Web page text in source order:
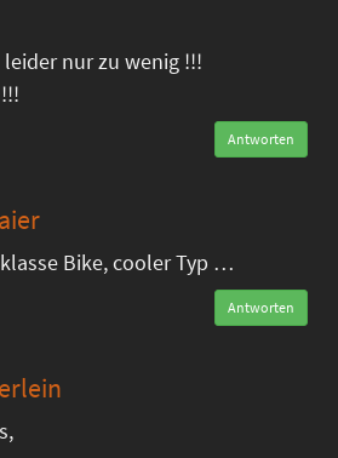
nur zu wenig !!!
Antworten
Bike, cooler Typ …
Antworten